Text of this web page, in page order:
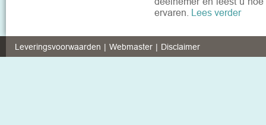
ervaren. Lees verder
Leveringsvoorwaarden Webmaster Disclaimer